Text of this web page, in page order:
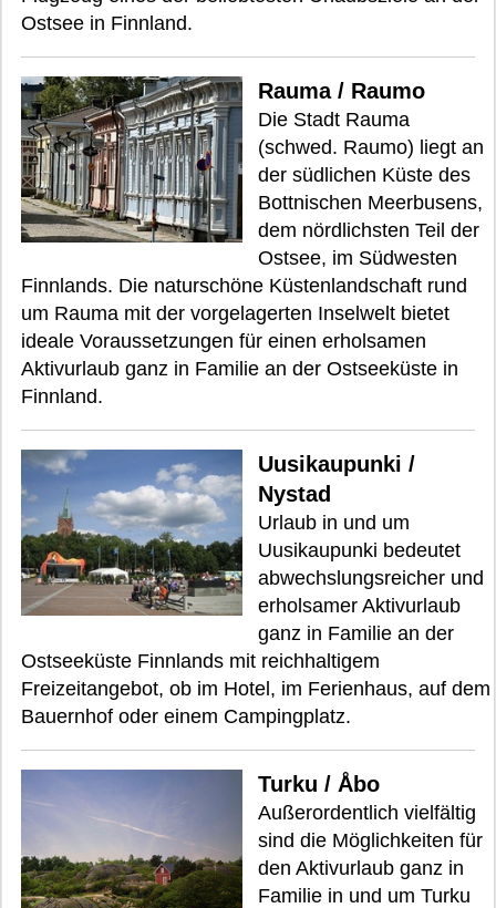
Ostsee in Finnland.
Rauma / Raumo
Die Stadt Rauma
(schwed. Raumo) liegt an
der südlichen Küste des
Bottnischen Meerbusens,
dem nördlichsten Teil der
Ostsee, im Südwesten
Finnlands. Die naturschöne Küstenlandschaft rund
um Rauma mit der vorgelagerten Inselwelt bietet
ideale Voraussetzungen für einen erholsamen
Aktivurlaub ganz in Familie an der Ostseeküste in
Finnland.
Uusikaupunki /
Nystad
Urlaub in und um
Uusikaupunki bedeutet
abwechslungsreicher und
erholsamer Aktivurlaub
ganz in Familie an der
Ostseeküste Finnlands mit reichhaltigem
Freizeitangebot, ob im Hotel, im Ferienhaus, auf dem
Bauernhof oder einem Campingplatz.
Turku / Åbo
Außerordentlich vielfältig
sind die Möglichkeiten für
den Aktivurlaub ganz in
Familie in und um Turku